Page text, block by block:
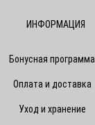
ИНФОРМАЦИЯ
Бонусная программа
Оплата и доставка
Уход и хранение